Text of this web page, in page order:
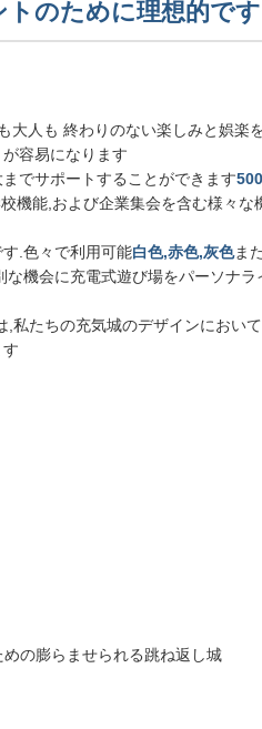
のために理想的です
人も 終わりのない楽しみと娯楽
容易になります
でサポートすることができます
機能,および企業集会を含む様々な
.色々で利用可能白色,赤色,灰色ま
機会に充電式遊び場をパーソナラ
私たちの充気城のデザインにおい
の膨らませられる跳ね返し城